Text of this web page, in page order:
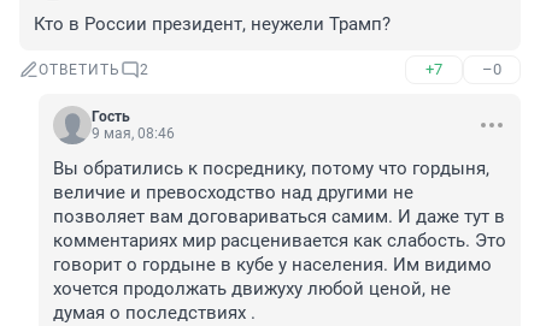
Кто в России президент, неужели Трамп?
ОТВЕТИТЬ 2 +7 –0
Гость
9 мая, 08:46
Вы обратились к посреднику, потому что гордыня,
величие и превосходство над другими не
позволяет вам договариваться самим. И даже тут в
комментариях мир расценивается как слабость. Это
говорит о гордыне в кубе у населения. Им видимо
хочется продолжать движуху любой ценой, не
думая о последствиях .